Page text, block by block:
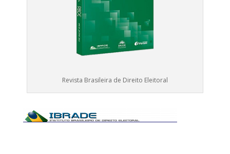
Revista Brasileira de Direito Eleitoral